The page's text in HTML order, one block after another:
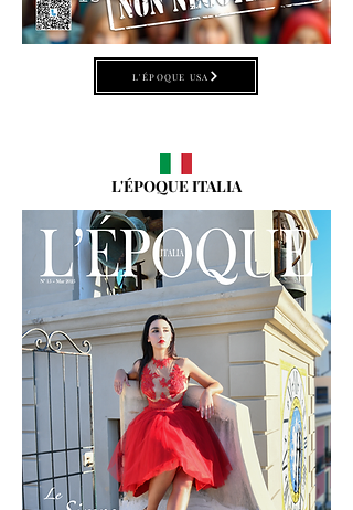
L'ÉPOQUE USA
L'ÉPOQUE ITALIA